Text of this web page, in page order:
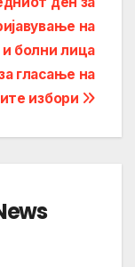
на
болни лица
гласање на
избори